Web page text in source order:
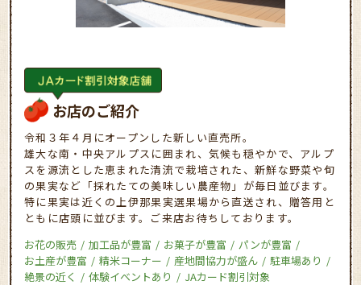
お店のご紹介
令和３年４月にオープンした新しい直売所。
雄大な南・中央アルプスに囲まれ、気候も穏やかで、アルプ
スを源流とした恵まれた清流で栽培された、新鮮な野菜や旬
の果実など「採れたての美味しい農産物」が毎日並びます。
特に果実は近くの上伊那果実選果場から直送され、贈答用と
ともに店頭に並びます。ご来店お待ちしております。
お花の販売
加工品が豊富 お菓子が豊富
パンが豊富
お土産が豊富
精米コーナー 産地間協力が盛ん
駐車場あり
絶景の近く
体験イベントあり JAカード割引対象